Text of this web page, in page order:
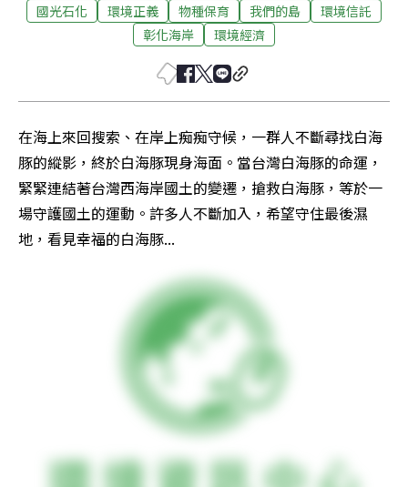
國光石化
環境正義 物種保育 我們的島
環境信託
彰化海岸
環境經濟
在海上來回搜索、在岸上痴痴守候，一群人不斷尋找白海
豚的縱影，終於白海豚現身海面。當台灣白海豚的命運，
緊緊連結著台灣西海岸國土的變遷，搶救白海豚，等於一
場守護國土的運動。許多人不斷加入，希望守住最後濕
地，看見幸福的白海豚...